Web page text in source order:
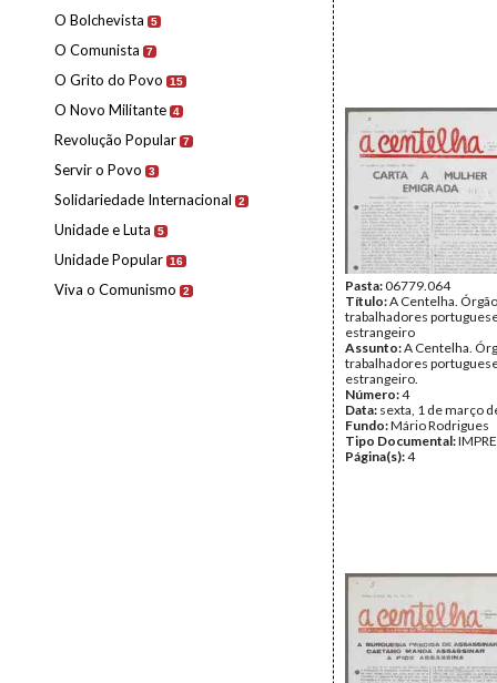
O Bolchevista 5
O Comunista 7
O Grito do Povo 15
O Novo Militante 4
Revolução Popular 7
Servir o Povo 3
Solidariedade Internacional 2
Unidade e Luta 5
Unidade Popular 16
Viva o Comunismo 2 Pasta:06779.064
Título:A Centelha.
trabalhadores
estrangeiro
Assunto:A Centelha.
trabalhadores
estrangeiro.
Número:4
Data: sexta, 1 de março
Fundo:Mário Rodrigues
Tipo Documental:
Página(s):4